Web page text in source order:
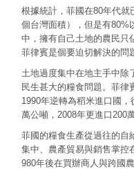
根據統計，菲國在80年代就
個台灣面積），但是有80%
中，擁有自己土地的農民只
菲律賓是個要迫切解決的問
土地過度集中在地主手中除
民生甚大的糧食問題。菲律
1990年逆轉為稻米進口國
萬公噸，2008年更進口200
菲國的糧食生產從過往的自
集中、農產貿易與銷售掌控
980年後在買辦商人與跨國